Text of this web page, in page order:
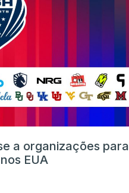
a organizações para
EUA